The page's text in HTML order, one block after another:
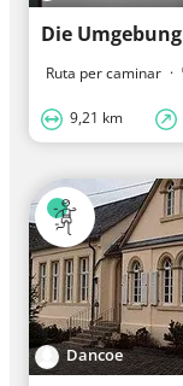
Ruta per caminar ·
9,21 km
Dancoe